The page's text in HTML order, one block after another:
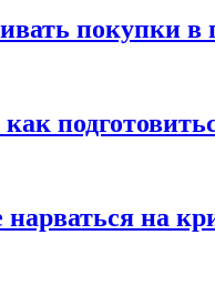
покупки в
на